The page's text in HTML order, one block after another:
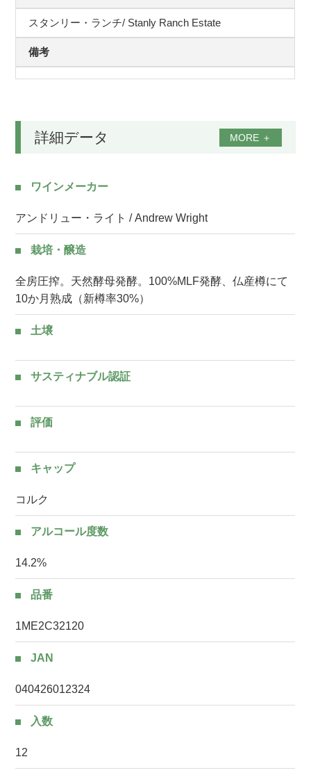
スタンリー・ランチ/ Stanly Ranch Estate
備考
詳細データ MORE ＋
ワインメーカー
アンドリュー・ライト / Andrew Wright
栽培・醸造
全房圧搾。天然酵母発酵。100%MLF発酵、仏産樽にて
10か月熟成（新樽率30%）
土壌
サスティナブル認証
評価
キャップ
コルク
アルコール度数
14.2%
品番
1ME2C32120
JAN
040426012324
入数
12